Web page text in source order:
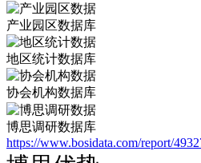
产业园区数据库
地区统计数据库
协会机构数据库
博思调研数据库
https://www.bosidata.com/report/